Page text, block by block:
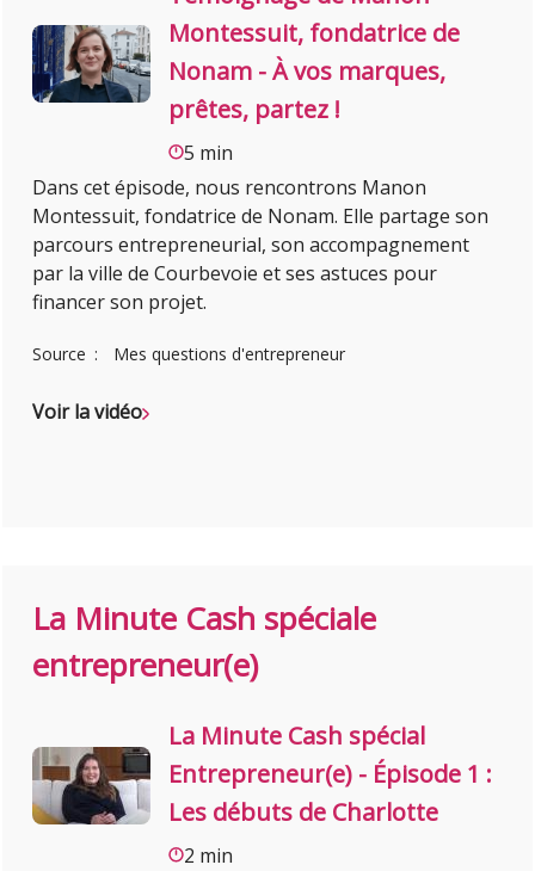
Montessuit, fondatrice de
Nonam - À vos marques,
prêtes, partez !
5 min
Dans cet épisode, nous rencontrons Manon
Montessuit, fondatrice de Nonam. Elle partage son
parcours entrepreneurial, son accompagnement
par la ville de Courbevoie et ses astuces pour
financer son projet.
Source Mes questions d'entrepreneur
Voir la vidéo
La Minute Cash spéciale
entrepreneur(e)
La Minute Cash spécial
Entrepreneur(e) - Épisode 1 :
Les débuts de Charlotte
2 min